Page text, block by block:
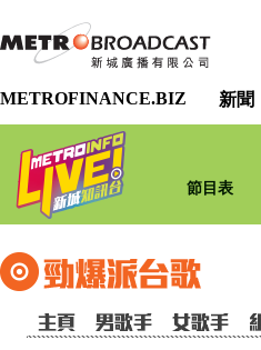
METROFINANCE.BIZ 新聞
節目表